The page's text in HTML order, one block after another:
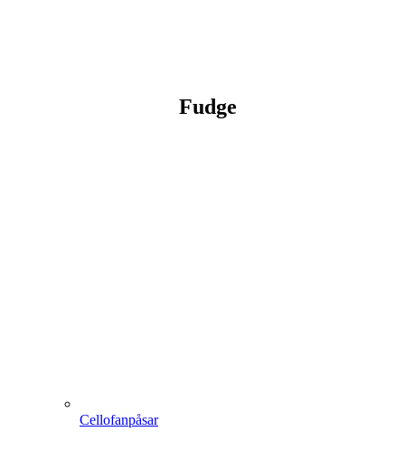
Fudge
Cellofanpåsar